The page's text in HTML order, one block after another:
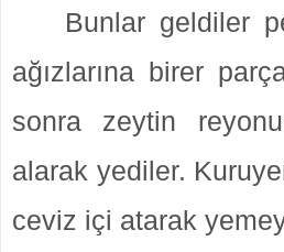
Bunlar geldiler
ağızlarına birer
sonra zeytin
alarak yediler.
ceviz içi atarak